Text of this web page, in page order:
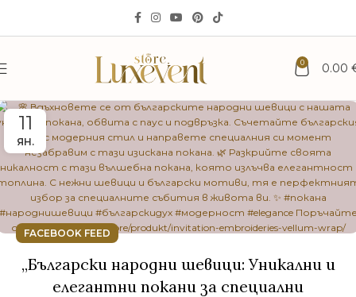
0 0.00
11
ЯН.
FACEBOOK FEED
„Български народни шевици: Уникални и
елегантни покани за специални